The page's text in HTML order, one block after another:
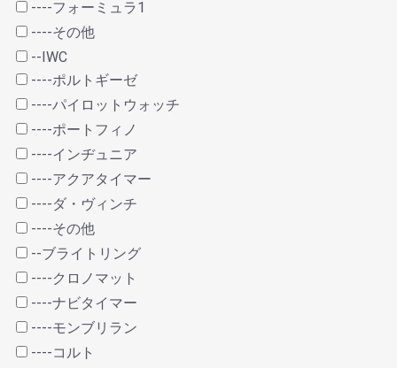
----フォーミュラ1
----その他
--IWC
----ポルトギーゼ
----パイロットウォッチ
----ポートフィノ
----インヂュニア
----アクアタイマー
----ダ・ヴィンチ
----その他
--ブライトリング
----クロノマット
----ナビタイマー
----モンブリラン
----コルト